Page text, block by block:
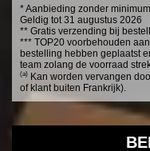
* Aanbieding zonder
Geldig tot 31 augustus 2026
** Gratis verzending bij
*** TOP20 voorbehouden
bestelling hebben geplaatst
team zolang de voorraad
(a)
Kan worden vervangen
of klant buiten Frankrijk).